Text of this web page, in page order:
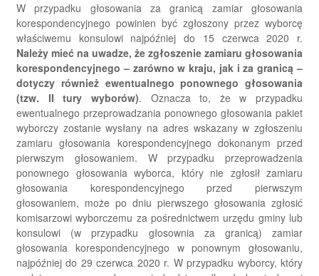
W przypadku głosowania za granicą zamiar głosowania
korespondencyjnego powinien być zgłoszony przez wyborcę
właściwemu konsulowi najpóźniej do 15 czerwca 2020 r.
Należy mieć na uwadze, że zgłoszenie zamiaru głosowania
korespondencyjnego – zarówno w kraju, jak i za granicą –
dotyczy również ewentualnego ponownego głosowania
(tzw. II tury wyborów). Oznacza to, że w przypadku
ewentualnego przeprowadzania ponownego głosowania pakiet
wyborczy zostanie wysłany na adres wskazany w zgłoszeniu
zamiaru głosowania korespondencyjnego dokonanym przed
pierwszym głosowaniem. W przypadku przeprowadzenia
ponownego głosowania wyborca, który nie zgłosił zamiaru
głosowania korespondencyjnego przed pierwszym
głosowaniem, może po dniu pierwszego głosowania zgłosić
komisarzowi wyborczemu za pośrednictwem urzędu gminy lub
konsulowi (w przypadku głosownia za granicą) zamiar
głosowania korespondencyjnego w ponownym głosowaniu,
najpóźniej do 29 czerwca 2020 r. W przypadku wyborcy, który